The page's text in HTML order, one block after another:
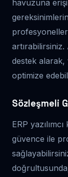
havuzuna
artırabilirsiniz.
destek alarak,
optimize
Sözleşmeli
ERP
güvence ile